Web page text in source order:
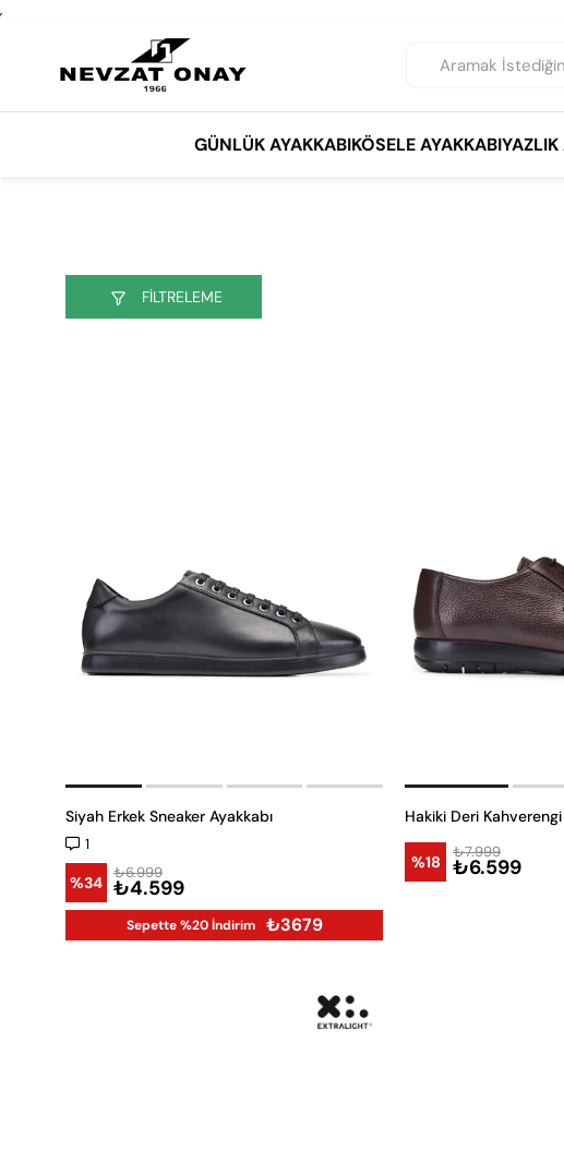
,
GÜNLÜK AYAKKABIKÖSELE AYAKKABIYAZLIK
FILTRELEME
Siyah Erkek Sneaker Ayakkabı
1
%34 ₺4.599
₺6.999
Sepette %20 İndirim ₺3679
%18 ₺6.599
₺7.999